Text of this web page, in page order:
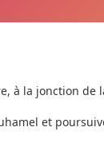
à la jonction de
et